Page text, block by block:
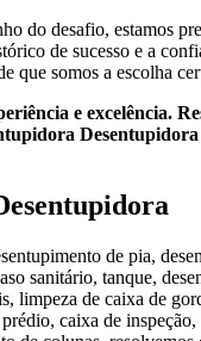
do desafio, estamos
de sucesso e a
que somos a escolha
e excelência.
de pia,
sanitário, tanque,
limpeza de caixa de
caixa de